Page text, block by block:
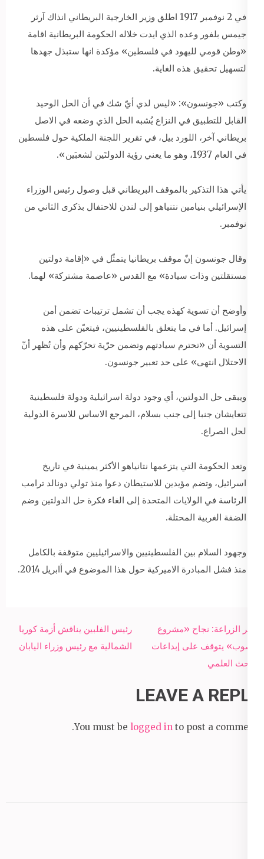
في 2 نوفمبر 1917 اطلق وزير الخارجية البريطاني انذاك آرثر
جيمس بلفور وعده الذي ايدت خلاله الحكومة البريطانية اقامة
«وطن قومي لليهود في فلسطين» مؤكدة انها ستبذل جهدها
لتسهيل تحقيق هذه الغاية.
وكتب «جونسون»: «ليس لدي أيّ شك في أن الحل الوحيد
القابل للتطبيق في النزاع يُشبه الحل الذي وضعه في الاصل
بريطاني آخر، اللورد بيل، في تقرير اللجنة الملكية حول فلسطين
في العام 1937، وهو ما يعني رؤية الدولتَين لشعبَين».
يأتي هذا التذكير بالموقف البريطاني قبل وصول رئيس الوزراء
الإسرائيلي بنيامين نتنياهو إلى لندن للاحتفال بذكرى الثاني من
نوفمبر.
وقال جونسون إنّ موقف بريطانيا يتمثّل في «إقامة دولتين
مستقلتين وذات سيادة» مع القدس «عاصمة مشتركة» لهما.
وأوضح أن تسوية كهذه يجب أن تشمل ترتيبات تضمن أمن
إسرائيل. أما في ما يتعلق بالفلسطينيين، فيتعيّن على هذه
التسوية أن «تحترم سيادتهم وتضمن حرّية تحرّكهم وأن تُظهر أنّ
الاحتلال انتهى» على حد تعبير جونسون.
ويبقى حل الدولتين، أي وجود دولة اسرائيلية ودولة فلسطينية
تتعايشان جنبا إلى جنب بسلام، المرجع الاساس للاسرة الدولية
لحل الصراع.
وتعد الحكومة التي يتزعمها نتانياهو الأكثر يمينية في تاريخ
اسرائيل، وتضم مؤيدين للاستيطان دعوا منذ تولي دونالد ترامب
الرئاسة في الولايات المتحدة إلى الغاء فكرة حل الدولتين وضم
الضفة الغربية المحتلة.
وجهود السلام بين الفلسطينيين والاسرائيليين متوقفة بالكامل
منذ فشل المبادرة الاميركية حول هذا الموضوع في أابريل 2014.
Post
navigation
رئيس الفلبين يناقش أزمة كوريا
الشمالية مع رئيس وزراء اليابان
وزير الزراعة: نجاح «مشروع
الصوب» يتوقف على إبداعات
البحث العلمي
LEAVE A REPLY
You must be logged in to post a comment.